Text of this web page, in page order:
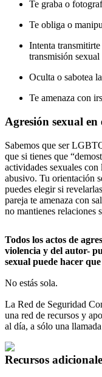
Te graba o
Te obliga o
Intenta
transmisión sexual
Oculta o sabotea
Te amenaza con
Agresión sexual
Sabemos que ser
que si tienes que
actividades sexuales con
abusivo. Tu orientación
puedes elegir si
pareja te amenaza con
no mantienes relaciones
Todos los actos de
violencia y del autor-
sexual puede hacer
No estás sola.
La Red de Seguridad
una red de recursos y
al día, a sólo una
Recursos